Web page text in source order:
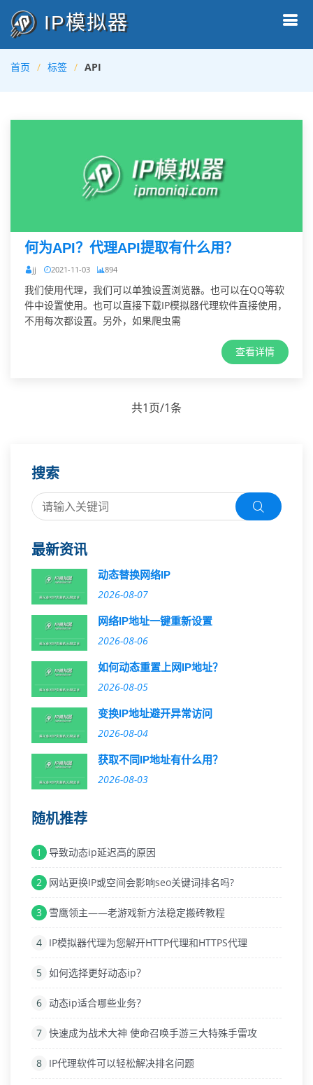
IP模拟器
首页 标签 API
何为API？代理API提取有什么用？
jj 2021-11-03 894
我们使用代理，我们可以单独设置浏览器。也可以在QQ等软
件中设置使用。也可以直接下载IP模拟器代理软件直接使用，
不用每次都设置。另外，如果爬虫需
查看详情
共1页/1条
搜索
最新资讯
动态替换网络IP
2026-08-07
网络IP地址一键重新设置
2026-08-06
如何动态重置上网IP地址？
2026-08-05
变换IP地址避开异常访问
2026-08-04
获取不同IP地址有什么用？
2026-08-03
随机推荐
1 导致动态ip延迟高的原因
2 网站更换IP或空间会影响seo关键词排名吗?
3 雪鹰领主——老游戏新方法稳定搬砖教程
4 IP模拟器代理为您解开HTTP代理和HTTPS代理
5 如何选择更好动态ip？
6 动态ip适合哪些业务？
7 快速成为战术大神 使命召唤手游三大特殊手雷攻
8 IP代理软件可以轻松解决排名问题